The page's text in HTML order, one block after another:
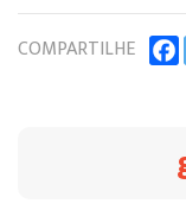
COMPARTILHE